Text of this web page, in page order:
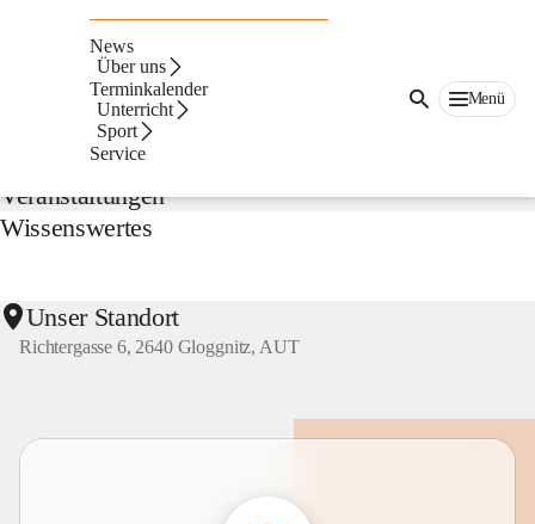
News
Über uns
Terminkalender
Unterricht
Sport
Service
Menü
Aktuelles
Veranstaltungen
Wissenswertes
Unser Standort
Richtergasse 6, 2640 Gloggnitz, AUT